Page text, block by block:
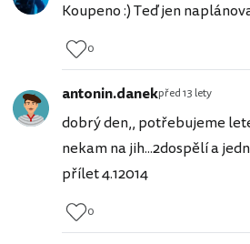
Koupeno :) Teď jen
0
antonin.danekpřed 13 lety
dobrý den,, potřebujeme
nekam na jih...2dospělí a
přílet 4.12014
0